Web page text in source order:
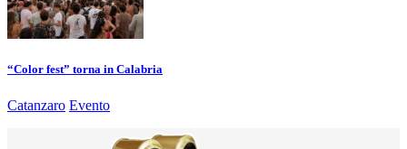
“Color fest” torna in Calabria
Catanzaro Evento